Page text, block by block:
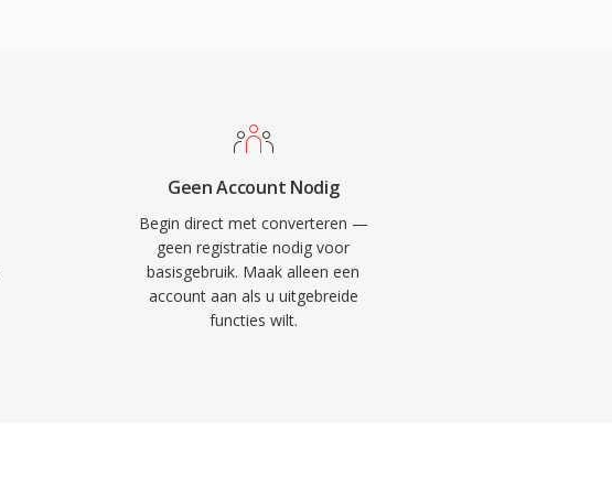
Geen Account Nodig
Begin direct met converteren —
geen registratie nodig voor
basisgebruik. Maak alleen een
account aan als u uitgebreide
functies wilt.